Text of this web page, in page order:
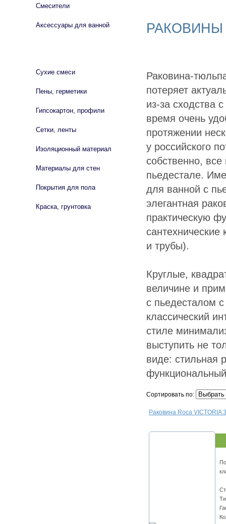
Раковина-
потеряет
из-за сходства
время очень
протяжении
у российского
собственно,
пьедестале.
для ванной с
элегантная
практическую
и трубы).
Круглые,
величине и
с пьедесталом
классический
стиле
выступить не
виде: стильная
Сортировать по:
Раковина Roca VICTORIA
Смесители
Аксессуары для ванной
Сухие смеси
Пены, герметики
Гипсокартон, профили
Сетки, ленты
Изоляционный материал
Материалы для стен
Покрытия для пола
Краска, грунтовка